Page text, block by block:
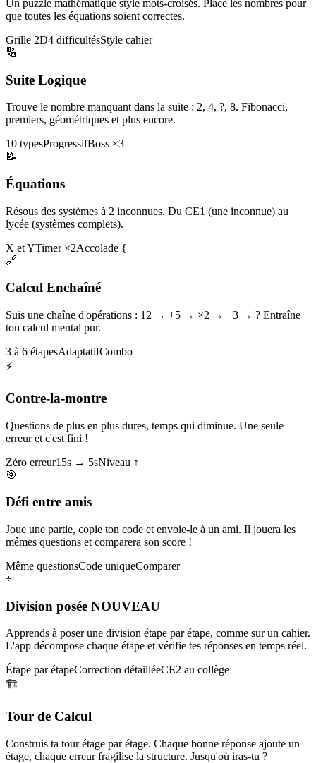
Un puzzle mathématique style mots-croisés. Place les nombres pour
que toutes les équations soient correctes.
Grille 2D4 difficultésStyle cahier
🔢
Suite Logique
Trouve le nombre manquant dans la suite : 2, 4, ?, 8. Fibonacci,
premiers, géométriques et plus encore.
10 typesProgressifBoss ×3
📝
Équations
Résous des systèmes à 2 inconnues. Du CE1 (une inconnue) au
lycée (systèmes complets).
X et YTimer ×2Accolade {
🔗
Calcul Enchaîné
Suis une chaîne d'opérations : 12 → +5 → ×2 → −3 → ? Entraîne
ton calcul mental pur.
3 à 6 étapesAdaptatifCombo
⚡
Contre-la-montre
Questions de plus en plus dures, temps qui diminue. Une seule
erreur et c'est fini !
Zéro erreur15s → 5sNiveau ↑
🎯
Défi entre amis
Joue une partie, copie ton code et envoie-le à un ami. Il jouera les
mêmes questions et comparera son score !
Même questionsCode uniqueComparer
÷
Division posée NOUVEAU
Apprends à poser une division étape par étape, comme sur un cahier.
L'app décompose chaque étape et vérifie tes réponses en temps réel.
Étape par étapeCorrection détailléeCE2 au collège
🏗️
Tour de Calcul
Construis ta tour étage par étage. Chaque bonne réponse ajoute un
étage, chaque erreur fragilise la structure. Jusqu'où iras-tu ?